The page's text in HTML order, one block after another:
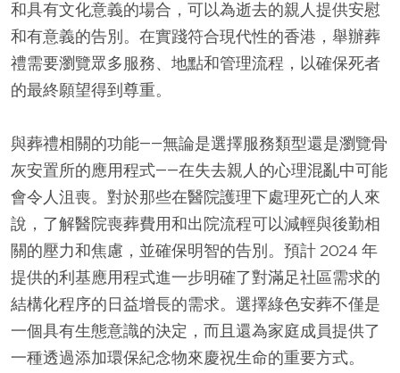
和具有文化意義的場合，可以為逝去的親人提供安慰
和有意義的告別。在實踐符合現代性的香港，舉辦葬
禮需要瀏覽眾多服務、地點和管理流程，以確保死者
的最終願望得到尊重。
與葬禮相關的功能——無論是選擇服務類型還是瀏覽骨
灰安置所的應用程式——在失去親人的心理混亂中可能
會令人沮喪。對於那些在醫院護理下處理死亡的人來
說，了解醫院喪葬費用和出院流程可以減輕與後勤相
關的壓力和焦慮，並確保明智的告別。預計 2024 年
提供的利基應用程式進一步明確了對滿足社區需求的
結構化程序的日益增長的需求。選擇綠色安葬不僅是
一個具有生態意識的決定，而且還為家庭成員提供了
一種透過添加環保紀念物來慶祝生命的重要方式。